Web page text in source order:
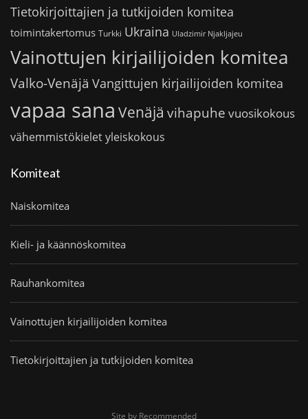
Tietokirjoittajien ja tutkijoiden komitea
toimintakertomus Turkki Ukraina Uladzimir Njakljajeu
Vainottujen kirjailijoiden komitea
Valko-Venäjä Vangittujen kirjailijoiden komitea
vapaa sana Venäjä vihapuhe vuosikokous
vähemmistökieletyleiskokous
Komiteat
Naiskomitea
Kieli- ja käännöskomitea
Rauhankomitea
Vainottujen kirjailijoiden komitea
Tietokirjoittajien ja tutkijoiden komitea
Site by Recommended